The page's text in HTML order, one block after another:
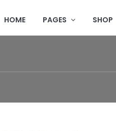
HOME PAGES SHOP